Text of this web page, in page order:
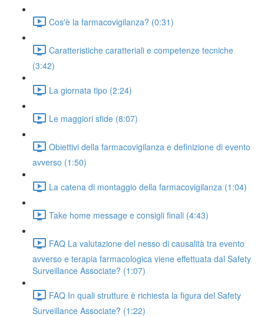
Cos'è la farmacovigilanza? (0:31)
Caratteristiche caratteriali e competenze tecniche
(3:42)
La giornata tipo (2:24)
Le maggiori sfide (8:07)
Obiettivi della farmacovigilanza e definizione di evento
avverso (1:50)
La catena di montaggio della farmacovigilanza (1:04)
Take home message e consigli finali (4:43)
FAQ La valutazione del nesso di causalità tra evento
avverso e terapia farmacologica viene effettuata dal Safety
Surveillance Associate? (1:07)
FAQ In quali strutture è richiesta la figura del Safety
Surveillance Associate? (1:22)